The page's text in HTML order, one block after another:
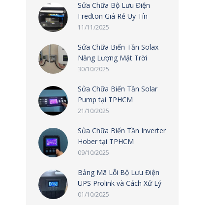
Sửa Chữa Bộ Lưu Điện
Fredton Giá Rẻ Uy Tín
11/11/2025
Sửa Chữa Biến Tần Solax
Năng Lượng Mặt Trời
30/10/2025
Sửa Chữa Biến Tần Solar
Pump tại TPHCM
21/10/2025
Sửa Chữa Biến Tần Inverter
Hober tại TPHCM
09/10/2025
Bảng Mã Lỗi Bộ Lưu Điện
UPS Prolink và Cách Xử Lý
01/10/2025